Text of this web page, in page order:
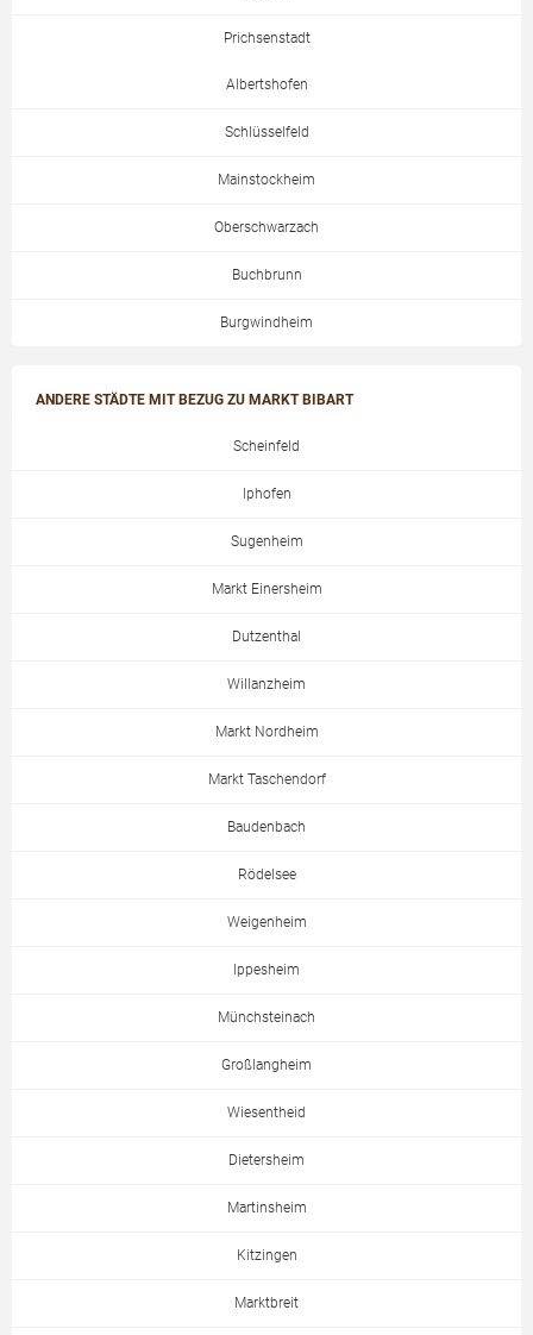
Prichsenstadt
Albertshofen
Schlüsselfeld
Mainstockheim
Oberschwarzach
Buchbrunn
Burgwindheim
ANDERE STÄDTE MIT BEZUG ZU MARKT BIBART
Scheinfeld
Iphofen
Sugenheim
Markt Einersheim
Dutzenthal
Willanzheim
Markt Nordheim
Markt Taschendorf
Baudenbach
Rödelsee
Weigenheim
Ippesheim
Münchsteinach
Großlangheim
Wiesentheid
Dietersheim
Martinsheim
Kitzingen
Marktbreit